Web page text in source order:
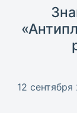
12 сентября